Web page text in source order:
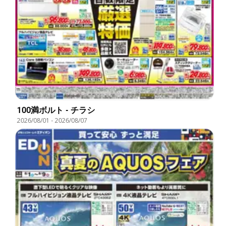
100満ボルト - チラシ
2026/08/01 -2026/08/07